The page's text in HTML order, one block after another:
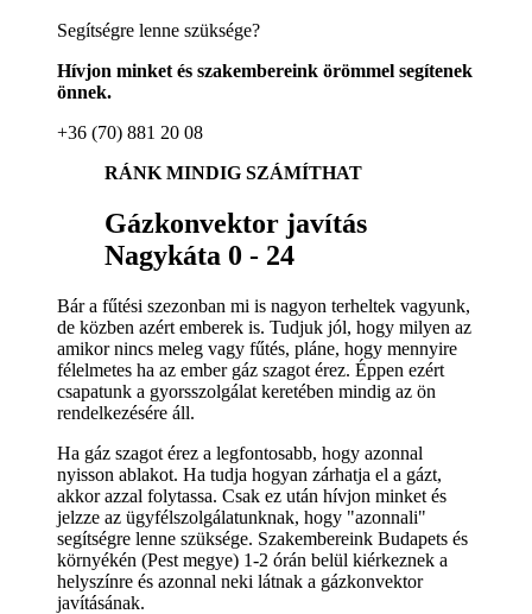
Segítségre lenne szüksége?
Hívjon minket és szakembereink örömmel segítenek
önnek.
+36 (70) 881 20 08
RÁNK MINDIG SZÁMÍTHAT
Gázkonvektor javítás
Nagykáta 0 - 24
Bár a fűtési szezonban mi is nagyon terheltek vagyunk,
de közben azért emberek is. Tudjuk jól, hogy milyen az
amikor nincs meleg vagy fűtés, pláne, hogy mennyire
félelmetes ha az ember gáz szagot érez. Éppen ezért
csapatunk a gyorsszolgálat keretében mindig az ön
rendelkezésére áll.
Ha gáz szagot érez a legfontosabb, hogy azonnal
nyisson ablakot. Ha tudja hogyan zárhatja el a gázt,
akkor azzal folytassa. Csak ez után hívjon minket és
jelzze az ügyfélszolgálatunknak, hogy "azonnali"
segítségre lenne szüksége. Szakembereink Budapets és
környékén (Pest megye) 1-2 órán belül kiérkeznek a
helyszínre és azonnal neki látnak a gázkonvektor
javításának.